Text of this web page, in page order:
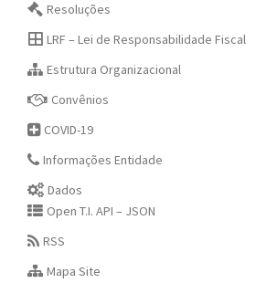
Resoluções
LRF – Lei de Responsabilidade Fiscal
Estrutura Organizacional
Convênios
COVID-19
Informações Entidade
Dados
Open T.I. API – JSON
RSS
Mapa Site